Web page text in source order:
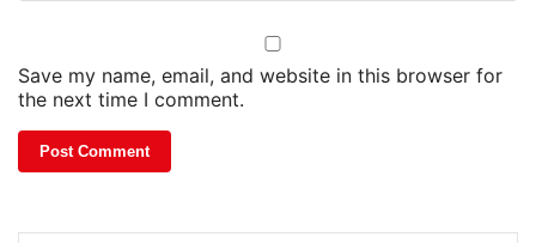
Save my name, email, and website in this browser for
the next time I comment.